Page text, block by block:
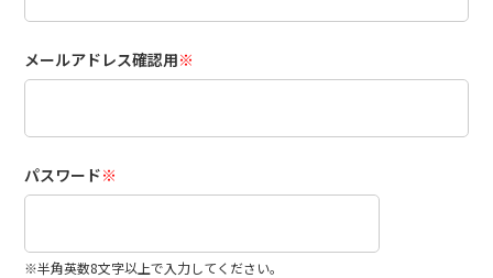
メールアドレス確認用※
パスワード※
※半角英数8文字以上で入力してください。